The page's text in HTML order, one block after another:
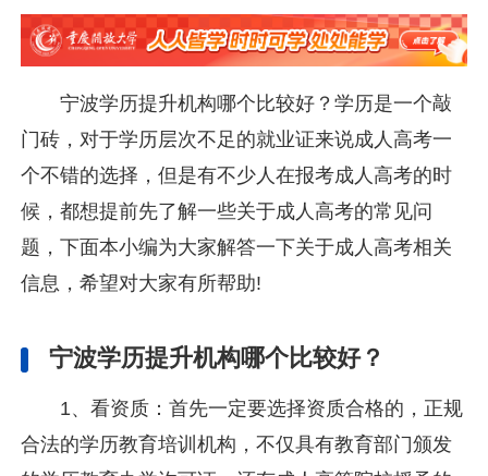
宁波学历提升机构哪个比较好？学历是一个敲
门砖，对于学历层次不足的就业证来说成人高考一
个不错的选择，但是有不少人在报考成人高考的时
候，都想提前先了解一些关于成人高考的常见问
题，下面本小编为大家解答一下关于成人高考相关
信息，希望对大家有所帮助!
宁波学历提升机构哪个比较好？
1、看资质：首先一定要选择资质合格的，正规
合法的学历教育培训机构，不仅具有教育部门颁发